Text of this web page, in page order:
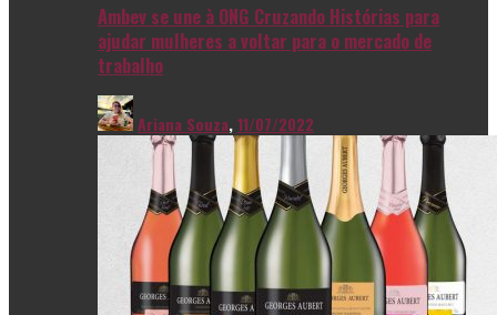
Ambev se une à ONG Cruzando Histórias para
ajudar mulheres a voltar para o mercado de
trabalho
Ariana Souza,11/07/2022